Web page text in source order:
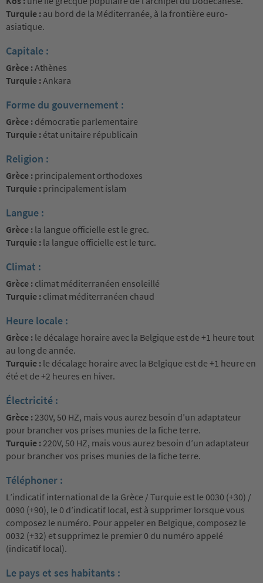
Turquie : au bord de la Méditerranée, à la frontière euro-
asiatique.
Capitale :
Grèce :Athènes
Turquie :Ankara
Forme du gouvernement :
Grèce : démocratie parlementaire
Turquie : état unitaire républicain
Religion :
Grèce : principalement orthodoxes
Turquie : principalement islam
Langue :
Grèce : la langue officielle est le grec.
Turquie : la langue officielle est le turc.
Climat :
Grèce : climat méditerranéen ensoleillé
Turquie : climat méditerranéen chaud
Heure locale :
Grèce : le décalage horaire avec la Belgique est de +1 heure tout
au long de année.
Turquie : le décalage horaire avec la Belgique est de +1 heure en
été et de +2 heures en hiver.
Électricité :
Grèce :230V, 50 HZ, mais vous aurez besoin d’un adaptateur
pour brancher vos prises munies de la fiche terre.
Turquie :220V, 50 HZ, mais vous aurez besoin d’un adaptateur
pour brancher vos prises munies de la fiche terre.
Téléphoner :
L’indicatif international de la Grèce / Turquie est le 0030 (+30) /
0090 (+90), le 0 d’indicatif local, est à supprimer lorsque vous
composez le numéro. Pour appeler en Belgique, composez le
0032 (+32) et supprimez le premier 0 du numéro appelé
(indicatif local).
Le pays et ses habitants :